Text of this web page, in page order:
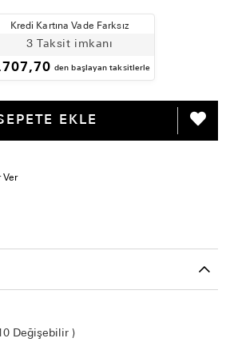
Kredi Kartına Vade Farksız
3 Taksit imkanı
den başlayan taksitlerle
Ver
Değişebilir )